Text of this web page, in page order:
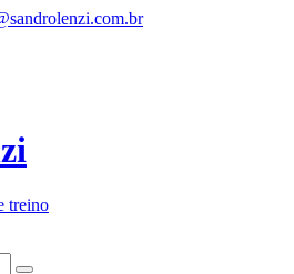
treino